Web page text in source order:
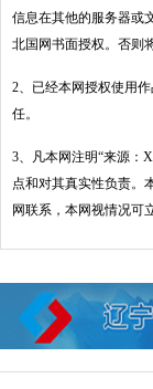
信息在其他的服务器或
北国网书面授权。否则
2、已经本网授权使用
任。
3、凡本网注明“来源：
点和对其真实性负责。
网联系，本网视情况可